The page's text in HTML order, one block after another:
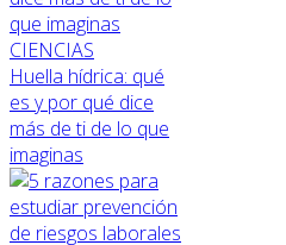
CIENCIAS
Huella hídrica: qué
es y por qué dice
más de ti de lo que
imaginas